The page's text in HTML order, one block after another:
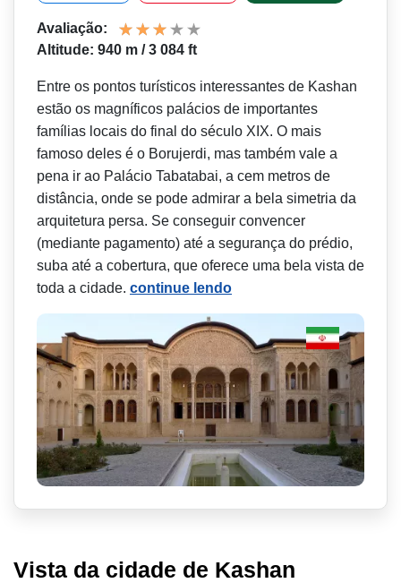
Avaliação:
Altitude: 940 m / 3 084 ft
Entre os pontos turísticos interessantes de Kashan
estão os magníficos palácios de importantes
famílias locais do final do século XIX. O mais
famoso deles é o Borujerdi, mas também vale a
pena ir ao Palácio Tabatabai, a cem metros de
distância, onde se pode admirar a bela simetria da
arquitetura persa. Se conseguir convencer
(mediante pagamento) até a segurança do prédio,
suba até a cobertura, que oferece uma bela vista de
toda a cidade. continue lendo
Vista da cidade de Kashan